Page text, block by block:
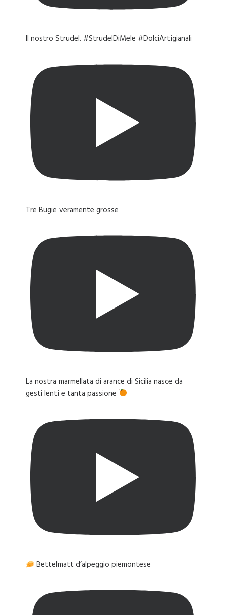
Il nostro Strudel. #StrudelDiMele #DolciArtigianali
Tre Bugie veramente grosse
La nostra marmellata di arance di Sicilia nasce da
gesti lenti e tanta passione
Bettelmatt d’alpeggio piemontese